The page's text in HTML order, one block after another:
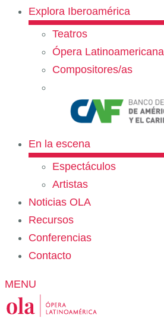
Explora Iberoamérica
Teatros
Ópera Latinoamericana
Compositores/as
En la escena
Espectáculos
Artistas
Noticias OLA
Recursos
Conferencias
Contacto
MENU